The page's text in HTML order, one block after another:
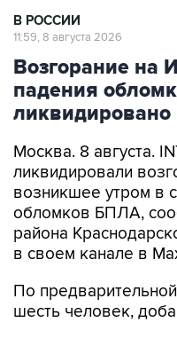
В РОССИИ
11:59, 8 августа 2026
Возгорание на
падения
ликвидировано
Москва. 8 августа.
ликвидировали
возникшее утром в
обломков БПЛА,
района
в своем канале в
По
шесть человек,